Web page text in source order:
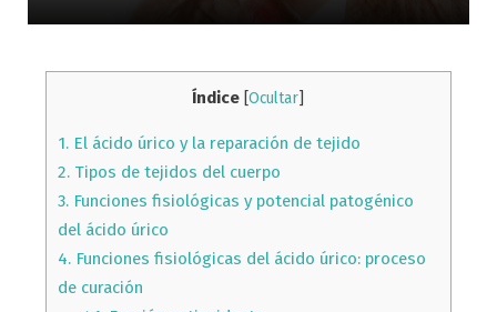
Índice [Ocultar]
1.El ácido úrico y la reparación de tejido
2.Tipos de tejidos del cuerpo
3.Funciones fisiológicas y potencial patogénico
del ácido úrico
4.Funciones fisiológicas del ácido úrico: proceso
de curación